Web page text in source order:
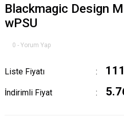
Blackmagic Design
wPSU
0 - Yorum Yap
Liste Fiyatı
İndirimli Fiyat